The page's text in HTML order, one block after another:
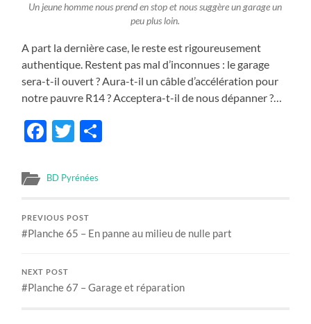
Un jeune homme nous prend en stop et nous suggère un garage un
peu plus loin.
A part la dernière case, le reste est rigoureusement
authentique. Restent pas mal d’inconnues : le garage
sera-t-il ouvert ? Aura-t-il un câble d’accélération pour
notre pauvre R14 ? Acceptera-t-il de nous dépanner ?…
Facebook
Twitter
BD Pyrénées
PREVIOUS POST
#Planche 65 – En panne au milieu de nulle part
NEXT POST
#Planche 67 – Garage et réparation